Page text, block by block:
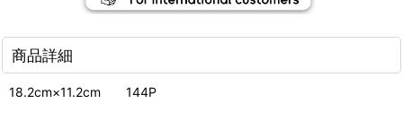
商品詳細
18.2cm×11.2cm 144P